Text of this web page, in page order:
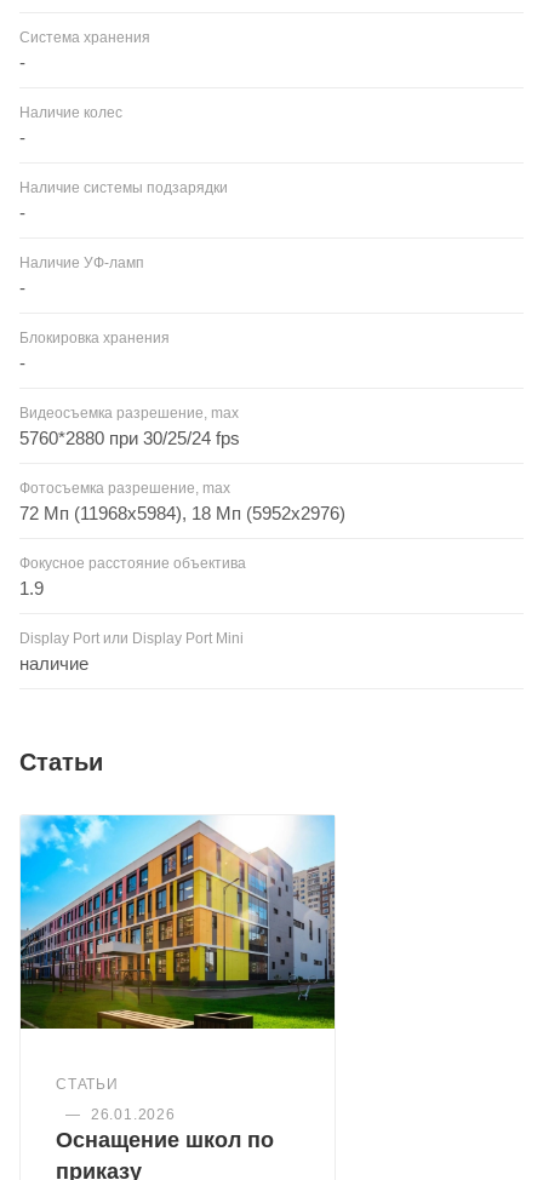
Система хранения
-
Наличие колес
-
Наличие системы подзарядки
-
Наличие УФ-ламп
-
Блокировка хранения
-
Видеосъемка разрешение, max
5760*2880 при 30/25/24 fps
Фотосъемка разрешение, max
72 Мп (11968x5984), 18 Мп (5952x2976)
Фокусное расстояние объектива
1.9
Display Port или Display Port Mini
наличие
Статьи
СТАТЬИ
—
26.01.2026
Оснащение школ по
приказу